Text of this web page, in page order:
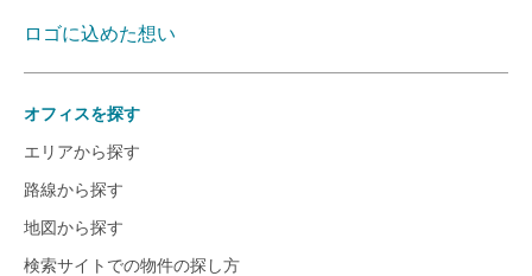
ロゴに込めた想い
オフィスを探す
エリアから探す
路線から探す
地図から探す
検索サイトでの物件の探し方